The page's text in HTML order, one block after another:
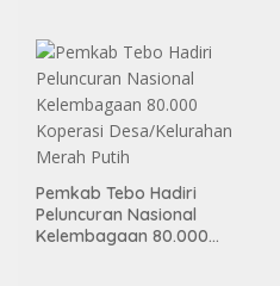
Pemkab Tebo Hadiri
Peluncuran Nasional
Kelembagaan 80.000